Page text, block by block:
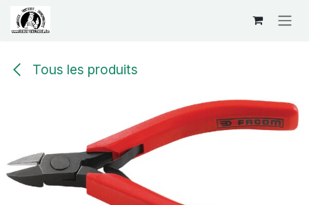
Se rendre au contenu
Tous les produits